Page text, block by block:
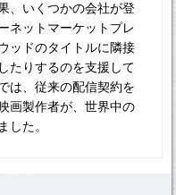
、いくつかの会社が登
ネットマーケットプレ
ッドのタイトルに隣接
たりするのを支援して
は、従来の配信契約を
画製作者が、世界中の
した。